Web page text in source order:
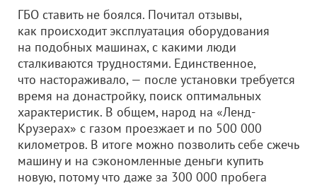
ГБО ставить не боялся. Почитал отзывы,
как происходит эксплуатация оборудования
на подобных машинах, с какими люди
сталкиваются трудностями. Единственное,
что настораживало, — после установки требуется
время на донастройку, поиск оптимальных
характеристик. В общем, народ на «Ленд-
Крузерах» с газом проезжает и по 500 000
километров. В итоге можно позволить себе сжечь
машину и на сэкономленные деньги купить
новую, потому что даже за 300 000 пробега